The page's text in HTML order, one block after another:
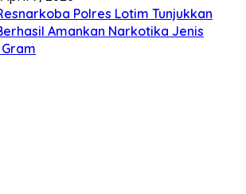
Polres Lotim Tunjukkan
Amankan Narkotika Jenis
Gram